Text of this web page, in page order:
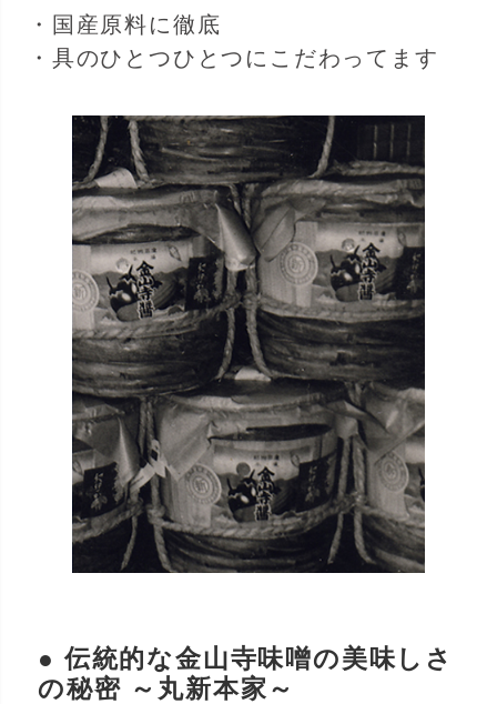
・国産原料に徹底
・具のひとつひとつにこだわってます
● 伝統的な金山寺味噌の美味しさ
の秘密 ～丸新本家～